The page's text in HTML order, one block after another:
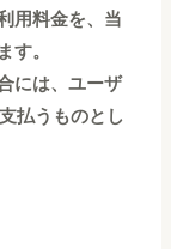
用料金を、当
す。
には、ユーザ
払うものとし